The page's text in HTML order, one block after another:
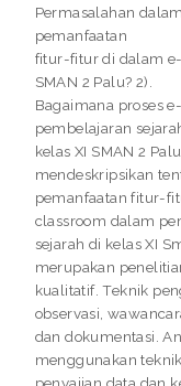
Permasalahan
pemanfaatan
fitur-fitur di dalam
SMAN 2 Palu? 2).
Bagaimana proses
pembelajaran
kelas XI SMAN 2
mendeskripsikan
pemanfaatan fitur-
classroom dalam
sejarah di kelas XI
merupakan
kualitatif. Teknik
observasi,
dan dokumentasi.
menggunakan